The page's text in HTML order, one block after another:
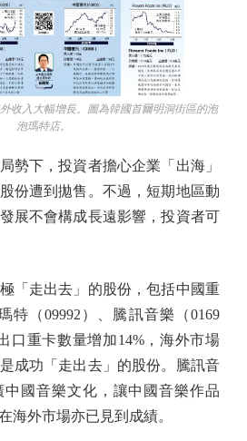
入大幅增長。圖為韓國首爾明洞街區的泡
泡瑪特店。
下，投資者擔心企業「出海」
份遭到拋售。不過，短期地區動
展不會構成長遠影響，投資者可
走出去」的股份，包括中國重
特（09992）、騰訊音樂（0169
口重卡數量增加14%，海外市場
成功「走出去」的股份。騰訊音
國音樂文化，讓中國音樂作品
海外市場亦已見到成績。